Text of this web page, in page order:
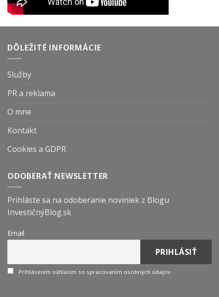
DÔLEŽITÉ INFORMÁCIE
Služby
PR a reklama
O mne
Kontakt
Cookies a GDPR
ODOBERAŤ NEWSLETTER
Prihláste sa na odoberanie noviniek z Blogu
InvestičnýBlog.sk
Email
Prihlásením súhlasím so spracovaním osobných údajov